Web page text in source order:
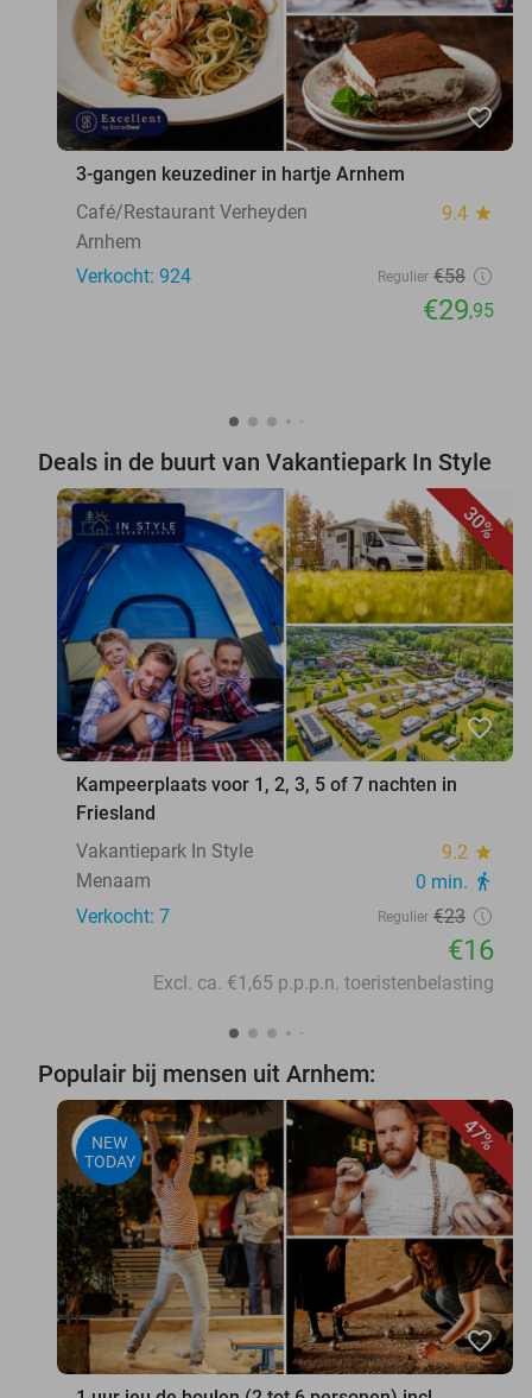
favorite_border
3-gangen keuzediner in hartje Arnhem
Café/Restaurant Verheyden
9.4 star
Arnhem
Verkocht: 924
Regulier €58
€29,95
Deals in de buurt van Vakantiepark In Style
30%
favorite_border
Kampeerplaats voor 1, 2, 3, 5 of 7 nachten in
Friesland
Vakantiepark In Style
9.2 star
Menaam 0 min. directions_walk
Verkocht: 7 Regulier €23
€16
Excl. ca. €1,65 p.p.p.n. toeristenbelasting
Populair bij mensen uit Arnhem:
47%
NEW
TODAY
favorite_border